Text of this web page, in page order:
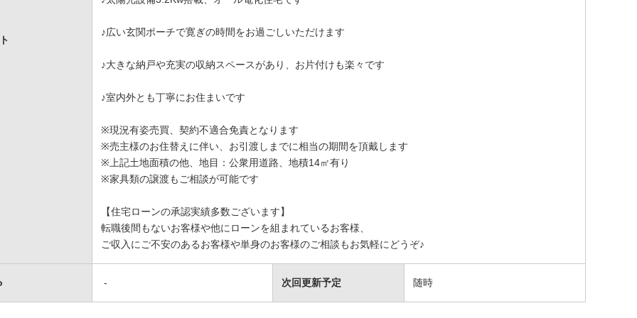
♪広い玄関ポーチで寛ぎの時間をお過ごしいただけます
♪大きな納戸や充実の収納スペースがあり、お片付けも楽々です
♪室内外とも丁寧にお住まいです
※現況有姿売買、契約不適合免責となります
※売主様のお住替えに伴い、お引渡しまでに相当の期間を頂戴します
※上記土地面積の他、地目：公衆用道路、地積14㎡有り
※家具類の譲渡もご相談が可能です
【住宅ローンの承認実績多数ございます】
転職後間もないお客様や他にローンを組まれているお客様、
ご収入にご不安のあるお客様や単身のお客様のご相談もお気軽にどうぞ♪
- 次回更新予定 随時